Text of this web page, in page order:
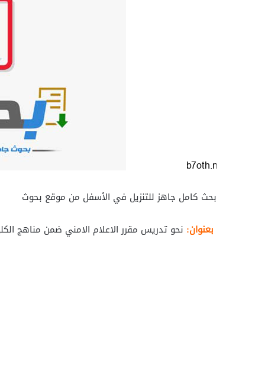
بحث كامل جاهز للتنزيل في الأسفل من موقع بحوث
بعنوان: نحو تدريس مقرر الاعلام الامني ضمن مناهج